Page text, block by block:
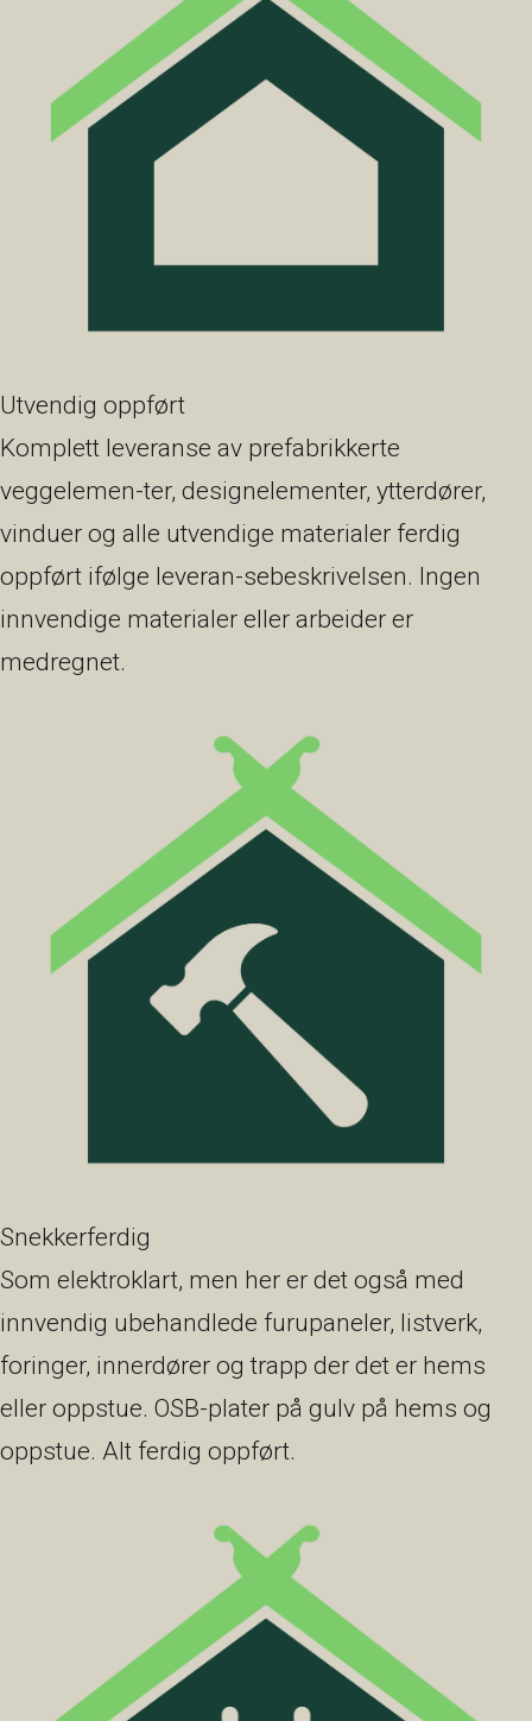
Utvendig oppført
Komplett leveranse av prefabrikkerte
veggelemen-ter, designelementer, ytterdører,
vinduer og alle utvendige materialer ferdig
oppført ifølge leveran-sebeskrivelsen. Ingen
innvendige materialer eller arbeider er
medregnet.
Snekkerferdig
Som elektroklart, men her er det også med
innvendig ubehandlede furupaneler, listverk,
foringer, innerdører og trapp der det er hems
eller oppstue. OSB-plater på gulv på hems og
oppstue. Alt ferdig oppført.